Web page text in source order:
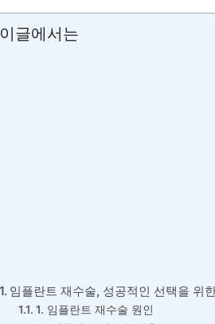
이글에서는
임플란트 재수술, 성공적인 선택을 위
1. 임플란트 재수술 원인